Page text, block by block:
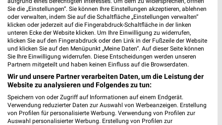
Lidl Lidl
Sie die „Einstellungen“. Sie können Ihre Einstellungen akzeptieren, ablehnen
oder verwalten, indem Sie auf die Schaltfläche „Einstellungen verwalten“
klicken oder jederzeit auf die Fingerabdruck-Schaltfläche in der linken
unteren Ecke der Website klicken. Um Ihre Einwilligung zu widerrufen,
klicken Sie auf den Fingerabdruck oder den Link in der Fußzeile der Website
und klicken Sie auf den Menüpunkt „Meine Daten“. Auf dieser Seite können
Sie Ihre Einwilligung widerrufen. Diese Entscheidungen werden unseren
Partnern mitgeteilt und haben keinen Einfluss auf die Browserdaten.
Wir und unsere Partner verarbeiten Daten, um die Leistung der
Website zu analysieren und Folgendes zu tun:
Speichern von oder Zugriff auf Informationen auf einem Endgerät.
Verwendung reduzierter Daten zur Auswahl von Werbeanzeigen. Erstellung
von Profilen für personalisierte Werbung. Verwendung von Profilen zur
Auswahl personalisierter Werbung. Erstellung von Profilen zur